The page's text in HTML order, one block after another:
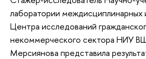
лаборатории междисциплинарных
Центра исследований
некоммерческого сектора НИУ
Мерсиянова представила